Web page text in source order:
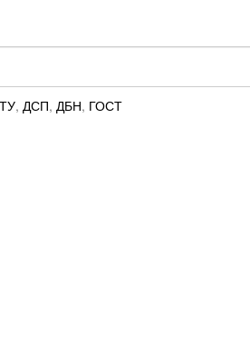
, ДСП, ДБН, ГОСТ